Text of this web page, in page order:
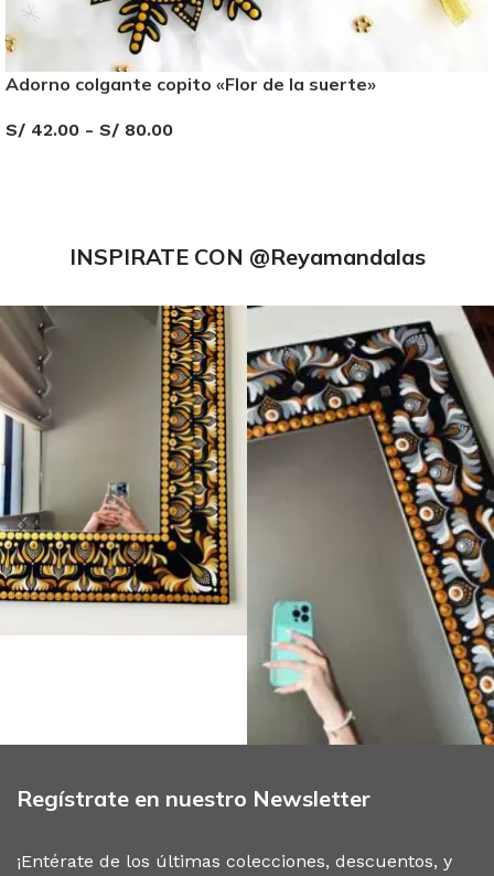
Adorno colgante copito «Flor de la suerte»
S/ 42.00 - S/ 80.00
INSPIRATE CON @Reyamandalas
Regístrate en nuestro Newsletter
¡Entérate de los últimas colecciones, descuentos, y